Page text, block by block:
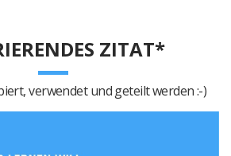
ZITAT*
verwendet und geteilt werden :-)